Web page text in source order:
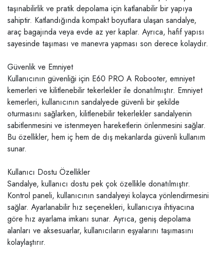
taşınabilirlik ve pratik depolama için katlanabilir bir yapıya
sahiptir. Katlandığında kompakt boyutlara ulaşan sandalye,
araç bagajında veya evde az yer kaplar. Ayrıca, hafif yapısı
sayesinde taşıması ve manevra yapması son derece kolaydır.
Güvenlik ve Emniyet
Kullanıcının güvenliği için E60 PRO A Robooter, emniyet
kemerleri ve kilitlenebilir tekerlekler ile donatılmıştır. Emniyet
kemerleri, kullanıcının sandalyede güvenli bir şekilde
oturmasını sağlarken, kilitlenebilir tekerlekler sandalyenin
sabitlenmesini ve istenmeyen hareketlerin önlenmesini sağlar.
Bu özellikler, hem iç hem de dış mekanlarda güvenli kullanım
sunar.
Kullanıcı Dostu Özellikler
Sandalye, kullanıcı dostu pek çok özellikle donatılmıştır.
Kontrol paneli, kullanıcının sandalyeyi kolayca yönlendirmesini
sağlar. Ayarlanabilir hız seçenekleri, kullanıcıya ihtiyacına
göre hız ayarlama imkanı sunar. Ayrıca, geniş depolama
alanları ve aksesuarlar, kullanıcıların eşyalarını taşımasını
kolaylaştırır.